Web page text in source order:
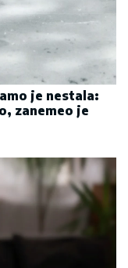
je nestala:
zanemeo je